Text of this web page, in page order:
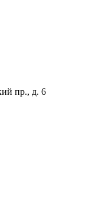
пр., д. 6